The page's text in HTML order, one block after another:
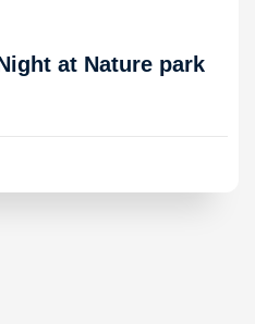
at Nature park